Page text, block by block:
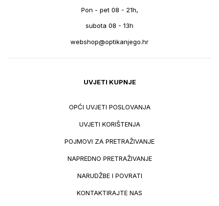
Pon - pet 08 - 21h,
subota 08 - 13h
webshop@optikanjego.hr
UVJETI KUPNJE
OPĆI UVJETI POSLOVANJA
UVJETI KORIŠTENJA
POJMOVI ZA PRETRAŽIVANJE
NAPREDNO PRETRAŽIVANJE
NARUDŽBE I POVRATI
KONTAKTIRAJTE NAS